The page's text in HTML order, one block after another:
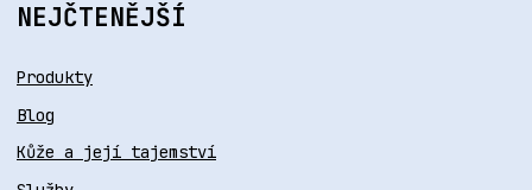
NEJČTENĚJŠÍ
Produkty
Blog
Kůže a její tajemství